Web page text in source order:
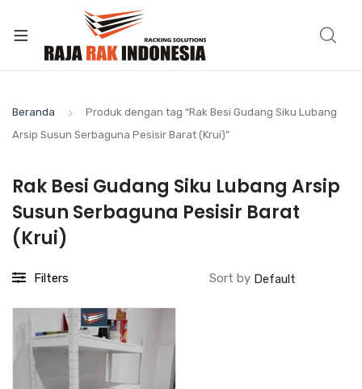
Beranda
Produk dengan tag “Rak Besi Gudang Siku Lubang
Arsip Susun Serbaguna Pesisir Barat (Krui)”
Rak Besi Gudang Siku Lubang Arsip
Susun Serbaguna Pesisir Barat
(Krui)
Filters Sort by